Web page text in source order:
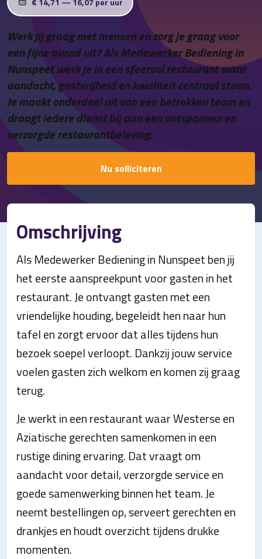
Contact
Werk jij graag met mensen en zorg je graag voor
een fijne avond uit? Als Medewerker Bediening in
Nunspeet werk je in een sfeervol restaurant waar
aandacht, gastvrijheid en kwaliteit centraal staan.
Je maakt onderdeel uit van een betrokken team en
draagt iedere dienst bij aan een ontspannen en
verzorgde restaurantbeleving.
Nu solliciteren
Omschrijving
Als Medewerker Bediening in Nunspeet ben jij
het eerste aanspreekpunt voor gasten in het
restaurant. Je ontvangt gasten met een
vriendelijke houding, begeleidt hen naar hun
tafel en zorgt ervoor dat alles tijdens hun
bezoek soepel verloopt. Dankzij jouw service
voelen gasten zich welkom en komen zij graag
terug.
Je werkt in een restaurant waar Westerse en
Aziatische gerechten samenkomen in een
rustige dining ervaring. Dat vraagt om
aandacht voor detail, verzorgde service en
goede samenwerking binnen het team. Je
neemt bestellingen op, serveert gerechten en
drankjes en houdt overzicht tijdens drukke
momenten.